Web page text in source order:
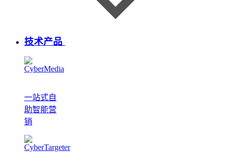
技术产品
一站式自
助智能营
销